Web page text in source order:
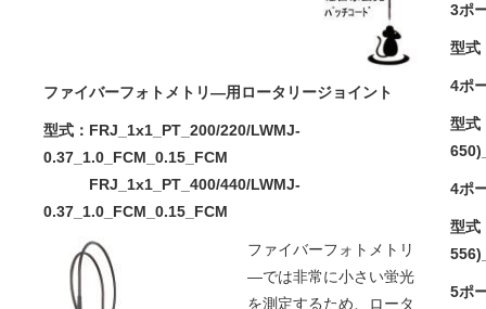
ファイバーフォトメトリ―用ロータリージョイント
型式：FRJ_1x1_PT_200/220/LWMJ-
0.37_1.0_FCM_0.15_FCM
FRJ_1x1_PT_400/440/LWMJ-
0.37_1.0_FCM_0.15_FCM
ファイバーフォトメトリ
―では非常に小さい蛍光
を測定するため、ロータ
3ポ
型式
4ポ
型式
4ポ
型式
5ポ